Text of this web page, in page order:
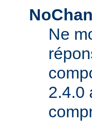
Ne
2.4.0